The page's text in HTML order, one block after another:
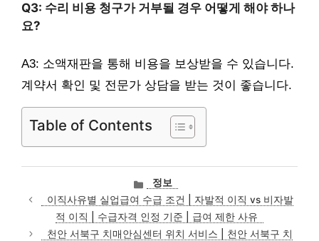
Q3: 수리 비용 청구가 거부될 경우 어떻게 해야 하나
요?
A3: 소액재판을 통해 비용을 보상받을 수 있습니다.
계약서 확인 및 전문가 상담을 받는 것이 좋습니다.
Table of Contents
카
테
고
리
정보
이직사유별 실업급여 수급 조건 | 자발적 이직 vs 비자발
적 이직 | 수급자격 인정 기준 | 급여 제한 사유
천안 서북구 치매안심센터 위치 서비스 | 천안 서북구 치